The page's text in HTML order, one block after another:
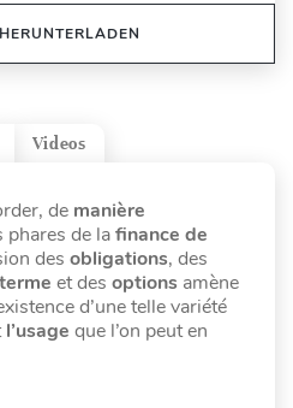
Videos
de manière
phares de lafinance de
des obligations, des
et des options amène
d’une telle variété
l’usage que l’on peut en